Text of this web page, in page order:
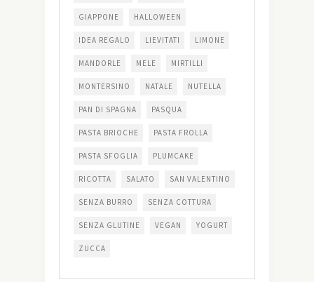
GIAPPONE HALLOWEEN
IDEA REGALO LIEVITATI LIMONE
MANDORLE MELE MIRTILLI
MONTERSINO NATALE NUTELLA
PAN DI SPAGNA PASQUA
PASTA BRIOCHE PASTA FROLLA
PASTA SFOGLIA PLUMCAKE
RICOTTA SALATO SAN VALENTINO
SENZA BURRO SENZA COTTURA
SENZA GLUTINE VEGAN YOGURT
ZUCCA